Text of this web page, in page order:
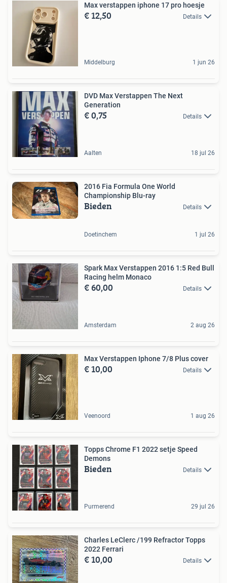
Max verstappen iphone 17 pro hoesje
€ 12,50 Details
Middelburg 1 jun 26
DVD Max Verstappen The Next
Generation
€ 0,75 Details
Aalten 18 jul 26
2016 Fia Formula One World
Championship Blu-ray
Bieden Details
Doetinchem 1 jul 26
Spark Max Verstappen 2016 1:5 Red Bull
Racing helm Monaco
€ 60,00 Details
Amsterdam 2 aug 26
Max Verstappen Iphone 7/8 Plus cover
€ 10,00 Details
Veenoord 1 aug 26
Topps Chrome F1 2022 setje Speed
Demons
Bieden Details
Purmerend 29 jul 26
Charles LeClerc /199 Refractor Topps
2022 Ferrari
€ 10,00 Details